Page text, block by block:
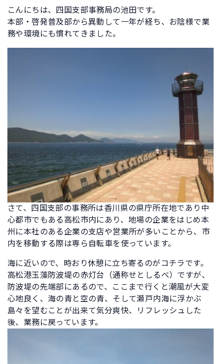
こんにちは、四国支部事務局の池田です。
本部・啓発普及部から異動して一年が経ち、お陰様で業
務や環境にも慣れてきました。
さて、四国支部の事務所は香川県の県庁所在地であり中
心都市でもある高松市内にあり、地場の企業をはじめ本
州に本社のある企業の支店や営業所が多いことから、市
内を移動する際は専ら自転車を使っています。
海に近いので、時おり休憩に立ち寄るのがコチラです。
高松港玉藻防波堤の赤灯台（通称せとしるべ）ですが、
防波堤の先端部にあるので、ここまで行くと潮風が大変
心地良く、海の青と空の青、そして瀬戸内海に浮かぶ
島々を望むことが出来て気分爽快、リフレッシュした
後、業務に戻っています。